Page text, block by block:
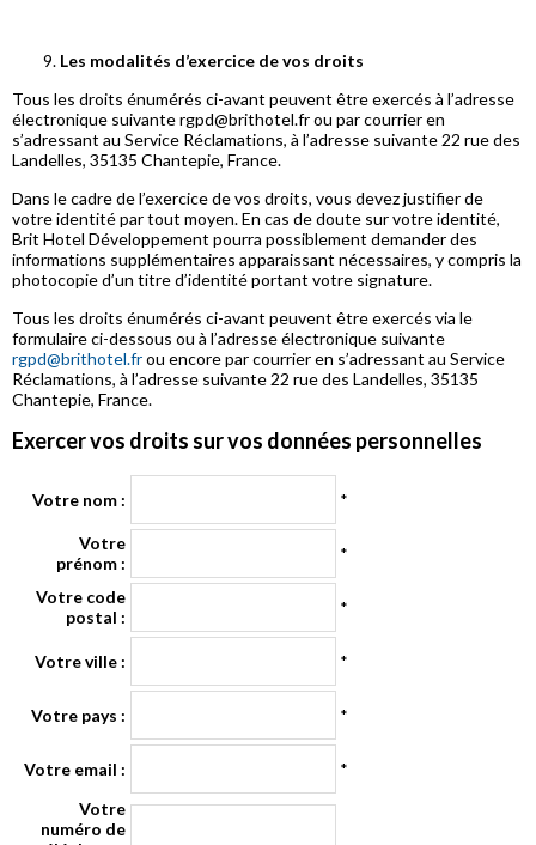
Les modalités d’exercice de vos droits
Tous les droits énumérés ci-avant peuvent être exercés à l’adresse
électronique suivante rgpd@brithotel.fr ou par courrier en
s’adressant au Service Réclamations, à l’adresse suivante 22 rue des
Landelles, 35135 Chantepie, France.
Dans le cadre de l’exercice de vos droits, vous devez justifier de
votre identité par tout moyen. En cas de doute sur votre identité,
Brit Hotel Développement pourra possiblement demander des
informations supplémentaires apparaissant nécessaires, y compris la
photocopie d’un titre d’identité portant votre signature.
Tous les droits énumérés ci-avant peuvent être exercés via le
formulaire ci-dessous ou à l’adresse électronique suivante
rgpd@brithotel.frou encore par courrier en s’adressant au Service
Réclamations, à l’adresse suivante 22 rue des Landelles, 35135
Chantepie, France.
Exercer vos droits sur vos données personnelles
Votre nom : *
Votre
prénom :
*
Votre code
postal :
*
Votre ville : *
Votre pays : *
Votre email :
*
Votre
numéro de